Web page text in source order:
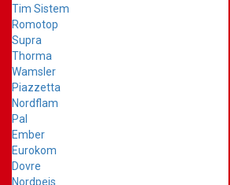
Tim Sistem
Romotop
Supra
Thorma
Wamsler
Piazzetta
Nordflam
Pal
Ember
Eurokom
Dovre
Nordpeis